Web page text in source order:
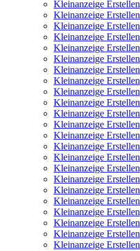
Kleinanzeige Erstellen
Kleinanzeige Erstellen
Kleinanzeige Erstellen
Kleinanzeige Erstellen
Kleinanzeige Erstellen
Kleinanzeige Erstellen
Kleinanzeige Erstellen
Kleinanzeige Erstellen
Kleinanzeige Erstellen
Kleinanzeige Erstellen
Kleinanzeige Erstellen
Kleinanzeige Erstellen
Kleinanzeige Erstellen
Kleinanzeige Erstellen
Kleinanzeige Erstellen
Kleinanzeige Erstellen
Kleinanzeige Erstellen
Kleinanzeige Erstellen
Kleinanzeige Erstellen
Kleinanzeige Erstellen
Kleinanzeige Erstellen
Kleinanzeige Erstellen
Kleinanzeige Erstellen